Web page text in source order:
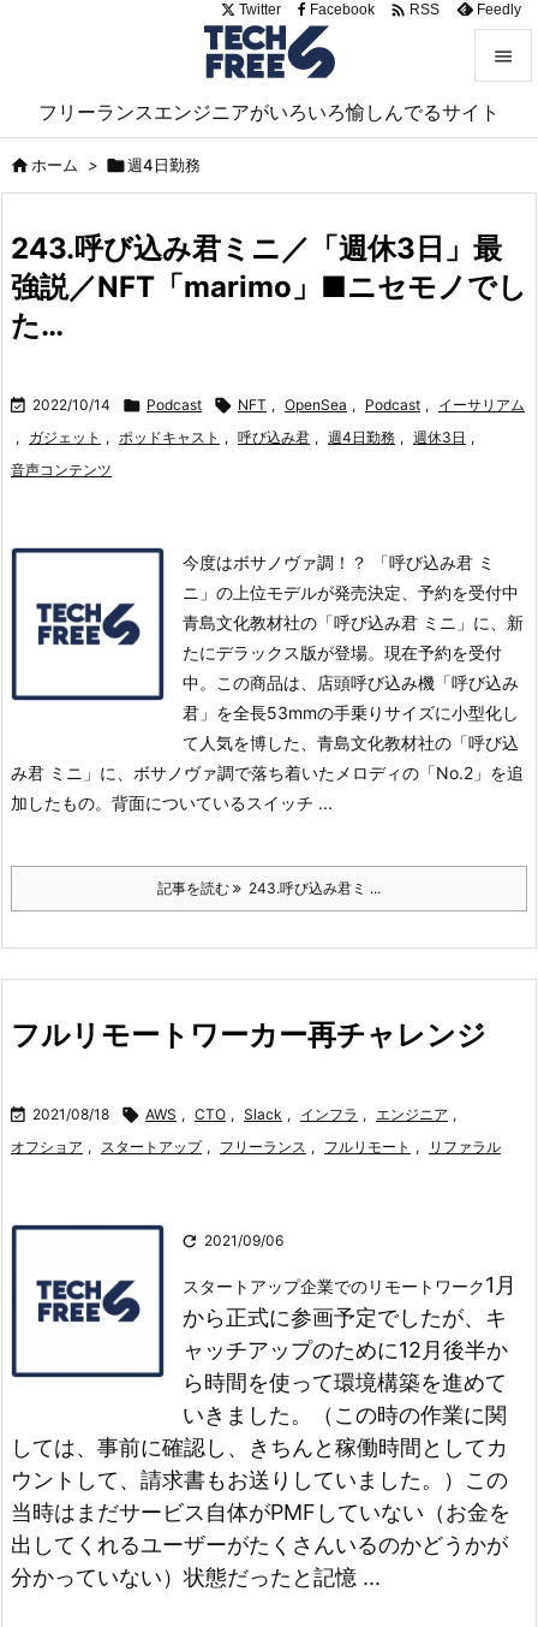
フリーランスエンジニアがいろいろ愉しんでるサイト


サイド

前へ

Twitter Facebook  RSS Feedly
ホーム > 週4日勤務
243.呼び込み君ミニ／「週休3日」最
強説／NFT「marimo」■ニセモノでし
た…
 2022/10/14  Podcast  NFT , OpenSea , Podcast , イーサリアム
, ガジェット , ポッドキャスト , 呼び込み君 , 週4日勤務 , 週休3日 ,
音声コンテンツ
今度はボサノヴァ調！？ 「呼び込み君 ミ
ニ」の上位モデルが発売決定、予約を受付中
青島文化教材社の「呼び込み君 ミニ」に、新
たにデラックス版が登場。現在予約を受付
中。
この商品は、店頭呼び込み機「呼び込み
君」を全長53mmの手乗りサイズに小型化し
て人気を博した、青島文化教材社の「呼び込
み君 ミニ」に、ボサノヴァ調で落ち着いたメロディの「No.2」を追
加したもの。 背面についているスイッチ ...
記事を読む 243.呼び込み君ミ ...
フルリモートワーカー再チャレンジ
 2021/08/18  AWS , CTO , Slack , インフラ , エンジニア ,
オフショア , スタートアップ , フリーランス , フルリモート , リファラル
 2021/09/06
スタートアップ企業でのリモートワーク1月
から正式に参画予定でしたが、キ
ャッチアップのために12月後半か
ら時間を使って環境構築を進めて
いきました。（この時の作業に関
しては、事前に確認し、きちんと稼働時間としてカ
ウントして、請求書もお送りしていました。） この
当時はまだサービス自体がPMFしていない（お金を
出してくれるユーザーがたくさんいるのかどうかが
分かっていない）状態だったと記憶 ...